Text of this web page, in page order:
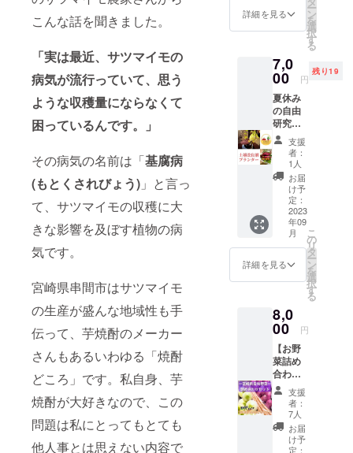
こんな話を聞きました。
「実は最近、サツマイモの
病気が流行っていて、思う
ような収穫量にならなくて
困っているんです。」
その病気の名前は「基腐病
(もとくされびょう) 」と言っ
て、サツマイモの収穫に大
きな影響を及ぼす植物の病
気です。
宮崎県串間市はサツマイモ
の生産が盛んな地域性も手
伝って、芋焼酎のメーカー
さんもあるいわゆる「焼酎
どころ」です。私自身、芋
焼酎が大好きなので、この
問題は私にとってもとても
他人事とは思えない内容で
詳細を見る ー
ン
を
選
択
す
る
7,0
00 円
残り19
夏休み
の自由
研究に
もオス
スメ！
【土壌
改良剤
プラン
ターで
お気軽
自宅菜
園】 宮
崎県串
間市で
実際に
農家さ
用して
いただ
いてい
る土壌
改良剤
入りの
土を
使った
プラン
ター栽
培の
支援
者：
1人
お届
け予
定：
2023
年09
月
詳細を見る
こ
の
リ
タ
ー
ン
を
選
択
す
る
8,0
00 円
【お野
菜詰め
合わせ3
種類
セッ
ト】宮
崎県産
土壌改
良剤を
支援
者：
7人
お届
け予
定：